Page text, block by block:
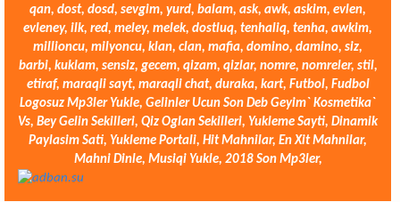
qan, dost, dosd, sevgim, yurd, balam, ask, awk, askim, evlen,
evleney, ilk, red, meley, melek, dostluq, tenhaliq, tenha, awkim,
millioncu, milyoncu, klan, clan, mafia, domino, damino, siz,
barbi, kuklam, sensiz, gecem, qizam, qizlar, nomre, nomreler, stil,
etiraf, maraqli sayt, maraqli chat, duraka, kart, Futbol, Fudbol
Logosuz Mp3ler Yukle, Gelinler Ucun Son Deb Geyim` Kosmetika`
Vs, Bey Gelin Sekilleri, Qiz Oglan Sekilleri, Yukleme Sayti, Dinamik
Paylasim Sati, Yukleme Portali, Hit Mahnilar, En Xit Mahnilar,
Mahni Dinle, Musiqi Yukle, 2018 Son Mp3ler,